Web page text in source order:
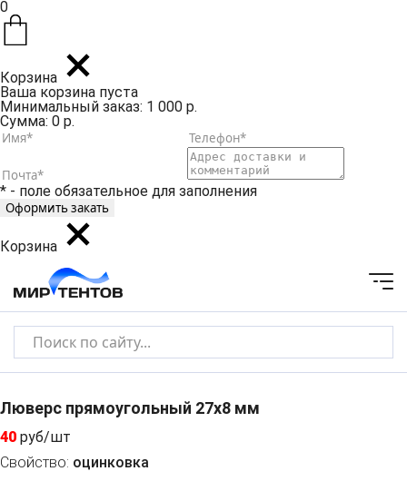
0
Корзина
Ваша корзина пуста
Минимальный заказ: 1 000 р.
Сумма: 0 р.
* - поле обязательное для заполнения
Корзина
Люверс прямоугольный 27x8 мм
40 руб/шт
Свойство: оцинковка